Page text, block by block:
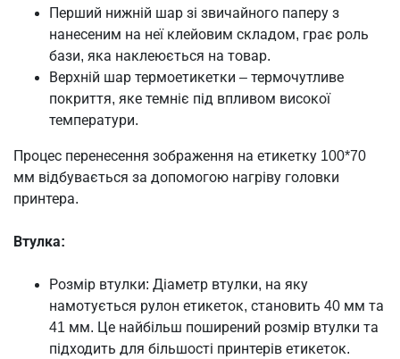
Перший нижній шар зі звичайного паперу з
нанесеним на неї клейовим складом, грає роль
бази, яка наклеюється на товар.
Верхній шар термоетикетки – термочутливе
покриття, яке темніє під впливом високої
температури.
Процес перенесення зображення на етикетку 100*70
мм відбувається за допомогою нагріву головки
принтера.
Втулка:
Розмір втулки: Діаметр втулки, на яку
намотується рулон етикеток, становить 40 мм та
41 мм. Це найбільш поширений розмір втулки та
підходить для більшості принтерів етикеток.